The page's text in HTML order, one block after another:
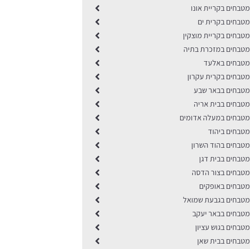
מטבחים בקריית אונו
מטבחים בקרית ים
מטבחים בקריית מוצקין
מטבחים במזכרת בתיה
מטבחים באלעד
מטבחים בקרית עקרון
מטבחים בבאר שבע
מטבחים בבית אריה
מטבחים במעלה אדומים
מטבחים ביהוד
מטבחים בהוד השרון
מטבחים בבית דגן
מטבחים בצור הדסה
מטבחים באופקים
מטבחים בגבעת שמואל
מטבחים בבאר יעקב
מטבחים בגוש עציון
מטבחים בבית שאן